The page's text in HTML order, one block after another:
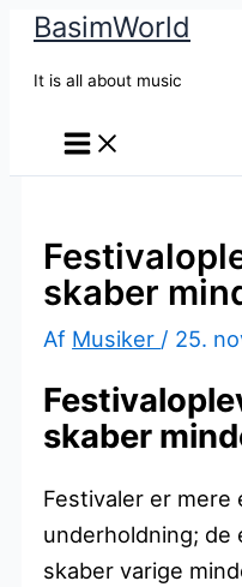
BasimWorld
It is all about music
skaber
Af Musiker / 25.
skaber
Festivaler er mere
underholdning; de
skaber varige